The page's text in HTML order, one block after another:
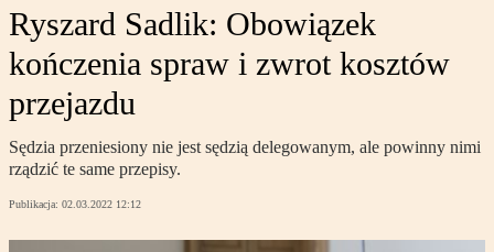
Ryszard Sadlik: Obowiązek
kończenia spraw i zwrot kosztów
przejazdu
Sędzia przeniesiony nie jest sędzią delegowanym, ale powinny nimi
rządzić te same przepisy.
Publikacja: 02.03.2022 12:12